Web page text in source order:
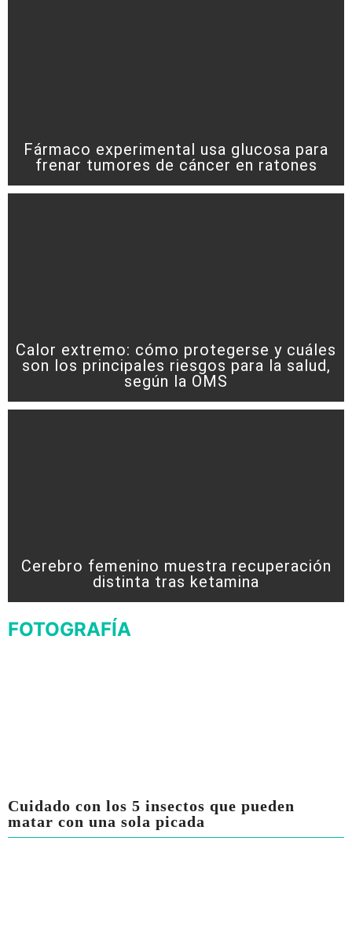
Fármaco experimental usa glucosa para
frenar tumores de cáncer en ratones
Calor extremo: cómo protegerse y cuáles
son los principales riesgos para la salud,
según la OMS
Cerebro femenino muestra recuperación
distinta tras ketamina
FOTOGRAFÍA
Cuidado con los 5 insectos que pueden
matar con una sola picada